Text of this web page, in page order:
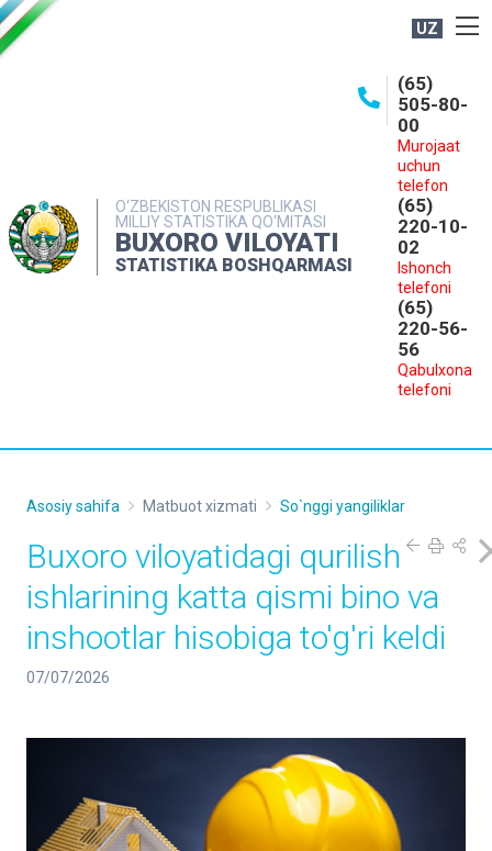
UZ
O‘ZBEKISTON RESPUBLIKASI
MILLIY STATISTIKA QO‘MITASI
BUXORO VILOYATI
STATISTIKA BOSHQARMASI
(65)
505-80-
00
Murojaat
uchun
telefon
(65)
220-10-
02
Ishonch
telefoni
(65)
220-56-
56
Qabulxona
telefoni
MATBUOT XIZMATI
MUROJAATLAR
Asosiy sahifa Matbuot xizmati So`nggi yangiliklar
Buxoro viloyatidagi qurilish
ishlarining katta qismi bino va
inshootlar hisobiga to'g'ri keldi
07/07/2026